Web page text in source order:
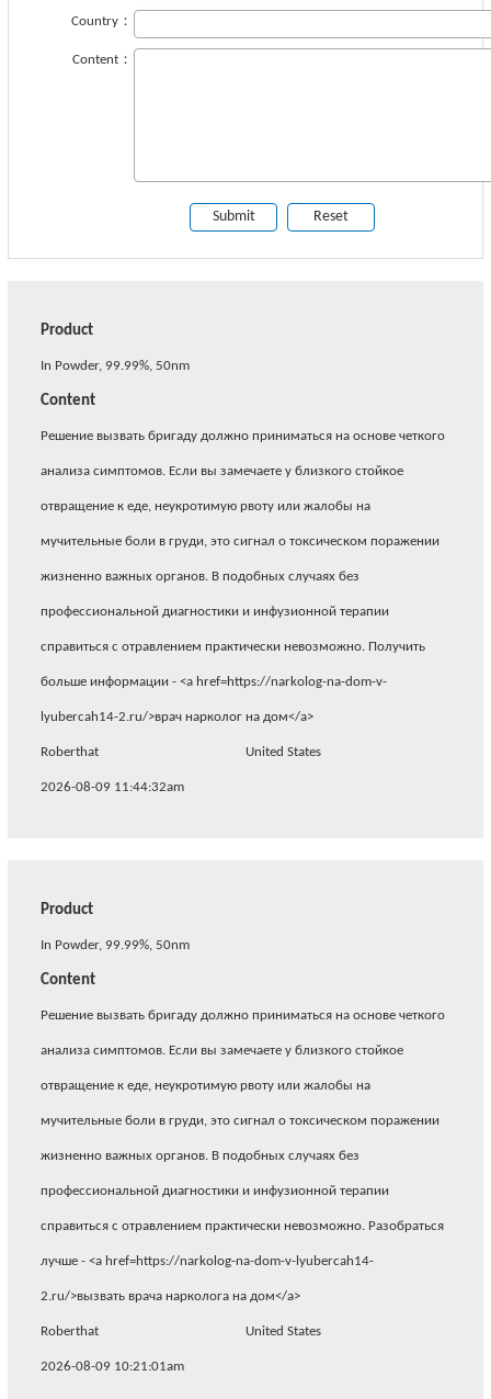
Country：
Content：
Product
In Powder, 99.99%, 50nm
Content
Решение вызвать бригаду должно приниматься на основе четкого
анализа симптомов. Если вы замечаете у близкого стойкое
отвращение к еде, неукротимую рвоту или жалобы на
мучительные боли в груди, это сигнал о токсическом поражении
жизненно важных органов. В подобных случаях без
профессиональной диагностики и инфузионной терапии
справиться с отравлением практически невозможно. Получить
больше информации - <a href=https://narkolog-na-dom-v-
lyubercah14-2.ru/>врач нарколог на дом</a>
Roberthat United States
2026-08-09 11:44:32am
Product
In Powder, 99.99%, 50nm
Content
Решение вызвать бригаду должно приниматься на основе четкого
анализа симптомов. Если вы замечаете у близкого стойкое
отвращение к еде, неукротимую рвоту или жалобы на
мучительные боли в груди, это сигнал о токсическом поражении
жизненно важных органов. В подобных случаях без
профессиональной диагностики и инфузионной терапии
справиться с отравлением практически невозможно. Разобраться
лучше - <a href=https://narkolog-na-dom-v-lyubercah14-
2.ru/>вызвать врача нарколога на дом</a>
Roberthat United States
2026-08-09 10:21:01am